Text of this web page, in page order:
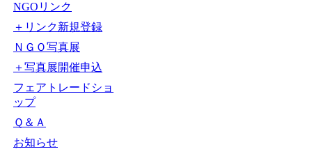
NGOリンク
＋リンク新規登録
ＮＧＯ写真展
＋写真展開催申込
フェアトレードショ
ップ
Ｑ＆Ａ
お知らせ